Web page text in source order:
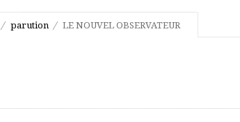
parution LE NOUVEL OBSERVATEUR